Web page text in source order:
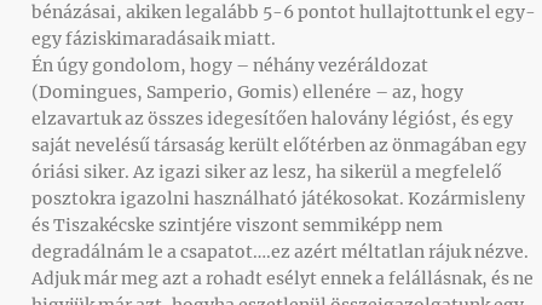
bénázásai, akiken legalább 5-6 pontot hullajtottunk el egy-
egy fáziskimaradásaik miatt.
Én úgy gondolom, hogy – néhány vezéráldozat
(Domingues, Samperio, Gomis) ellenére – az, hogy
elzavartuk az összes idegesítően halovány légióst, és egy
saját nevelésű társaság került előtérben az önmagában egy
óriási siker. Az igazi siker az lesz, ha sikerül a megfelelő
posztokra igazolni használható játékosokat. Kozármisleny
és Tiszakécske szintjére viszont semmiképp nem
degradálnám le a csapatot….ez azért méltatlan rájuk nézve.
Adjuk már meg azt a rohadt esélyt ennek a felállásnak, és ne